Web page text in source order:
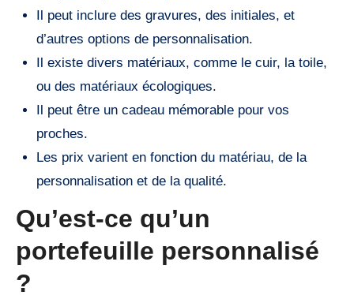
Il peut inclure des gravures, des initiales, et
d’autres options de personnalisation.
Il existe divers matériaux, comme le cuir, la toile,
ou des matériaux écologiques.
Il peut être un cadeau mémorable pour vos
proches.
Les prix varient en fonction du matériau, de la
personnalisation et de la qualité.
Qu’est-ce qu’un
portefeuille personnalisé
?